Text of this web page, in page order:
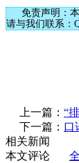
免责声明：本
请与我们联系：
上一篇： “
下一篇： 口
相关新闻
本文评论